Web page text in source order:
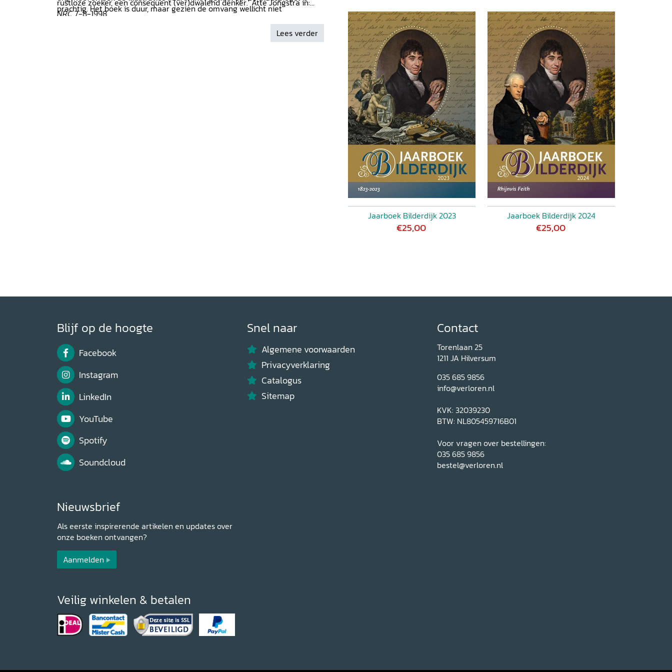
prachtig. Het boek is duur, maar gezien de omvang wellicht niet
uitzonderlijk. Al met al: een aanrader!' Liesbeth Rijneveld in:
NRC7-8-1998.
Lees verder
Jaarboek Bilderdijk 2023
€25,00
Jaarboek Bilderdijk 2024
€25,00
Blijf op de hoogte
Facebook
Instagram
LinkedIn
YouTube
Spotify
Soundcloud
Nieuwsbrief
Als eerste inspirerende artikelen en updates over
onze boeken ontvangen?
Aanmelden
Snel naar
Algemene voorwaarden
Privacyverklaring
Catalogus
Sitemap
Contact
Torenlaan 25
1211 JA Hilversum
035 685 9856
info@verloren.nl
KVK: 32039230
BTW: NL805459716B01
Voor vragen over bestellingen:
035 685 9856
bestel@verloren.nl
Veilig winkelen & betalen